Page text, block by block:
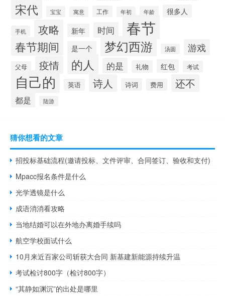
宋代 宝宝 寓意 工作 年初 年龄 很多人
手机 攻略 新年 时间 春节
春节期间 是一个 梦幻西游 汤圆 游戏
父母 疫情 的人 的是 礼物 红包 考试
自己的 英语 诗人 诗词 费用 还不
都是 陆游
猜你想看的文章
招投标基础流程(邀请投标、文件评审、合同签订、验收和支付)
Mpacc报名条件是什么
光学透镜是什么
成语消消看攻略
当地结婚可以在外地办离婚手续吗
航空学校面试什么
10月来近百家公司斩获大合同 新基建新能源持续升温
考试检讨800字（检讨800字）
“其静如渊沉”的出处是哪里